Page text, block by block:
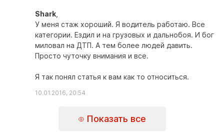
Shark
У меня стаж хороший. Я водитель работаю. Все
категории. Ездил и на грузовых и дальнобоя. И бог
миловал на ДТП. А тем более людей давить.
Просто чуточку внимания и все.
Я так понял статья к вам как то относиться.
10.01.2016, 20:54
Показать все